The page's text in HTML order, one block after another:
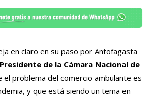
en claro en su paso por Antofagasta
de la Cámara Nacional de
el problema del comercio ambulante es
y que está siendo un tema en